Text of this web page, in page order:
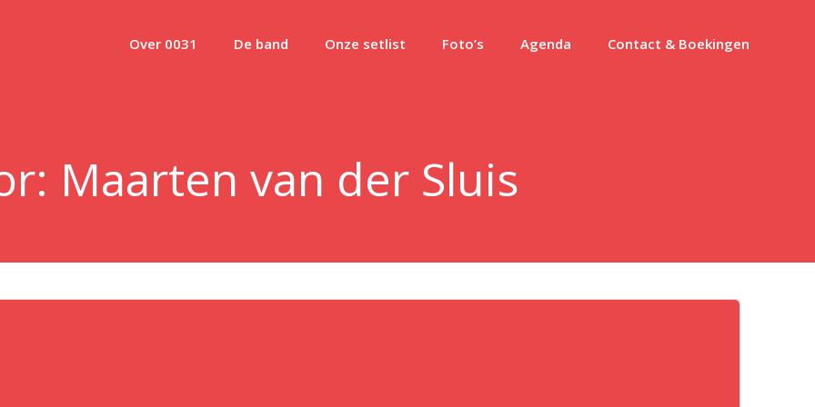
Over 0031 De band Onze setlist Foto’s Agenda Contact & Boekingen
Maarten van der Sluis